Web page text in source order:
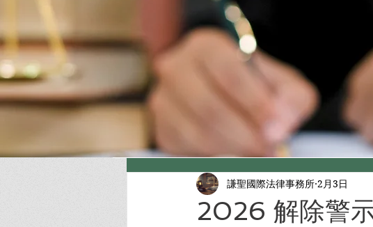
2026 解除警
謙聖國際法律事務所 2月3日